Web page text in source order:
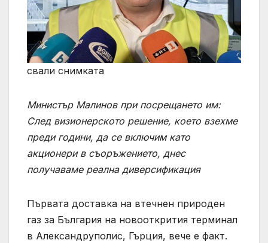
свали снимката
Министър Малинов при посрещането им:
След визионерското решение, което взехме
преди години, да се включим като
акционери в съоръжението, днес
получаваме реална диверсификация
Първата доставка на втечнен природен
газ за България на новооткрития терминал
в Александруполис, Гърция, вече е факт.